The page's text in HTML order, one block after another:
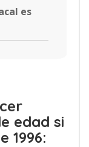
es
edad si
1996: